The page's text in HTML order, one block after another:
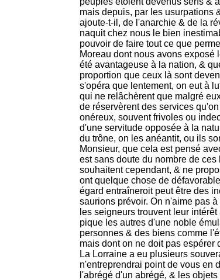
mais depuis, par les usurpations
ajoute-t-il, de l'anarchie & de la
naquit chez nous le bien
pouvoir de faire tout ce que
Moreau dont nous avons
été avantageuse à la nation, &
proportion que ceux là sont
s'opéra que lentement, on eut à
qui ne relâchèrent que malgré
de réservèrent des services
onéreux, souvent frivoles ou
d'une servitude opposée à la
du trône, on les anéantit, ou ils
Monsieur, que cela est pensé
est sans doute du nombre de
souhaitent cependant, & ne
ont quelque chose de
égard entraîneroit peut être des
saurions prévoir. On n'aime pas
les seigneurs trouvent leur
pique les autres d'une noble
personnes & des biens comme
mais dont on ne doit pas espérer
La Lorraine a eu plusieurs
n'entreprendrai point de vous en
l'abrégé d'un abrégé, & les